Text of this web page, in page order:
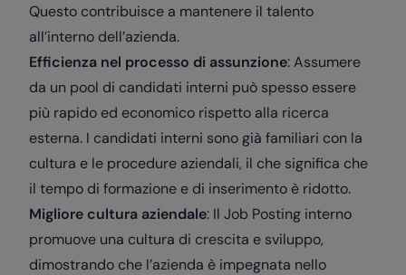
Questo contribuisce a mantenere il talento
all’interno dell’azienda.
Efficienza nel processo di assunzione: Assumere
da un pool di candidati interni può spesso essere
più rapido ed economico rispetto alla ricerca
esterna. I candidati interni sono già familiari con la
cultura e le procedure aziendali, il che significa che
il tempo di formazione e di inserimento è ridotto.
Migliore cultura aziendale: Il Job Posting interno
promuove una cultura di crescita e sviluppo,
dimostrando che l’azienda è impegnata nello